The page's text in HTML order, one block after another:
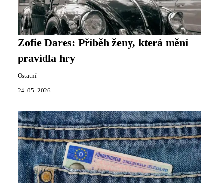
Zofie Dares: Příběh ženy, která mění
pravidla hry
Ostatní
24. 05. 2026